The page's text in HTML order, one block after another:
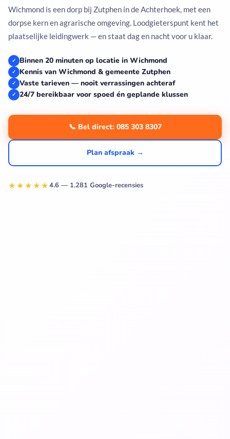
Wichmond is een dorp bij Zutphen in de Achterhoek, met een
dorpse kern en agrarische omgeving. Loodgieterspunt kent het
plaatselijke leidingwerk — en staat dag en nacht voor u klaar.
✓ Binnen 20 minuten op locatie in Wichmond
✓ Kennis van Wichmond & gemeente Zutphen
✓ Vaste tarieven — nooit verrassingen achteraf
✓ 24/7 bereikbaar voor spoed én geplande klussen
📞 Bel direct: 085 303 8307
Plan afspraak →
★★★★★4.6 — 1.281 Google-recensies